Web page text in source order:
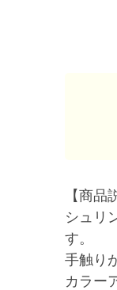
【商品
シュリ
す。
手触り
カラー